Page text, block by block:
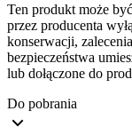
Ten produkt może
przez producenta
konserwacji,
bezpieczeństwa
lub dołączone do
Do pobrania